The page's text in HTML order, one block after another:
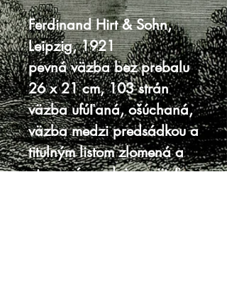
Ferdinand Hirt & Sohn,
Leipzig, 1921
pevná väzba bez prebalu
26 x 21 cm, 103 strán
väzba ufúľaná, ošúchaná,
väzba medzi predsádkou a
titulným listom zlomená a
otvorená, podpis majiteľa